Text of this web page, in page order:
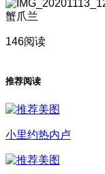
蟹爪兰
146阅读
推荐阅读
小里约热内卢